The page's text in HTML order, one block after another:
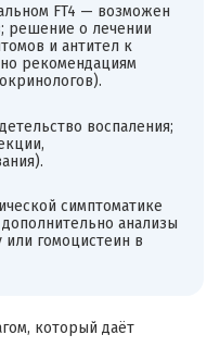
FT4 — возможен
решение о лечении
и антител к
рекомендациям
воспаления;
симптоматике
анализы
гомоцистеин в
который даёт